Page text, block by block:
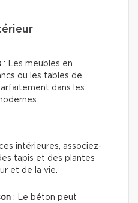
: Les meubles en
ou les tables de
dans les
intérieures, associez-
tapis et des plantes
et de la vie.
: Le béton peut